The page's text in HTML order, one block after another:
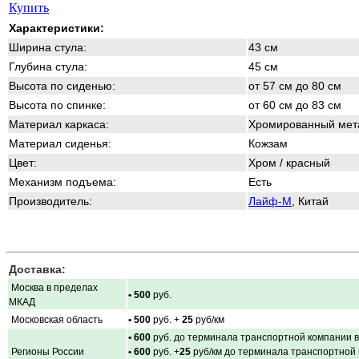
Купить
Характеристики:
Ширина стула:
43 см
Глубина стула:
45 см
Высота по сиденью:
от 57 см до 80 см
Высота по спинке:
от 60 см до 83 см
Материал каркаса:
Хромированный
Материал сиденья:
Кожзам
Цвет:
Хром / красный
Механизм подъема:
Есть
Производитель:
Лайф-М , Китай
Доставка:
Москва в пределах
МКАД
• 500 руб.
Московская область • 500 руб. + 25 руб/км
Регионы России
• 600 руб. до терминала транспортной компании
• 600 руб. +25 руб/км до терминала